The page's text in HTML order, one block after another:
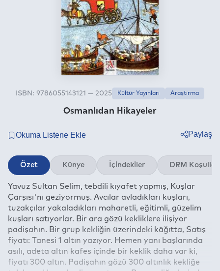
Anlaşmalı Yayınevleri
Osmanlıdan Hikayeler
ISBN: 9786055143121 — 2025 Kültür Yayınları Araştırma
Paylaş
Twitter
Linkedin
Whatsapp
E-mail
Özet Künye İçindekiler DRM Koşulları
Yavuz Sultan Selim, tebdili kıyafet yapmış, Kuşlar
Çarşısı'nı geziyormuş. Avcılar avladıkları kuşları,
tuzakçılar yakaladıkları maharetli, eğitimli, güzelim
kuşları satıyorlar. Bir ara gözü kekliklere ilişiyor
padişahın. Bir grup kekliğin üzerindeki kâğıtta, Satış
fiyatı: Tanesi 1 altın yazıyor. Hemen yanı başlarında
asılı, adeta altın kafes içinde bir keklik daha var ki,
fiyatı 300 altın. Padişahın gözü 300 altınlık kekliğe